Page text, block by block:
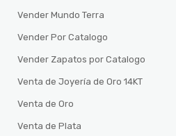
Vender Mundo Terra
Vender Por Catalogo
Vender Zapatos por Catalogo
Venta de Joyería de Oro 14KT
Venta de Oro
Venta de Plata